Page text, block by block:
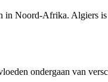
in Noord-Afrika. Algiers
ondergaan van